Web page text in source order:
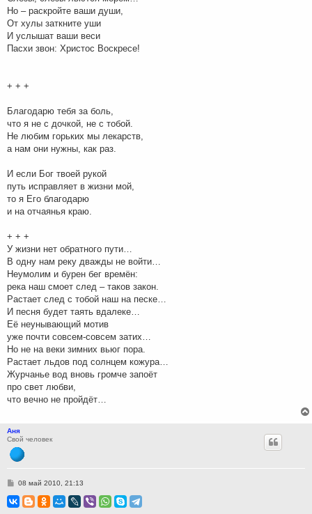
Но – раскройте ваши души,
От хулы заткните уши
И услышат ваши веси
Пасхи звон: Христос Воскресе!
+ + +
Благодарю тебя за боль,
что я не с дочкой, не с тобой.
Не любим горьких мы лекарств,
а нам они нужны, как раз.
И если Бог твоей рукой
путь исправляет в жизни мой,
то я Его благодарю
и на отчаянья краю.
+ + +
У жизни нет обратного пути…
В одну нам реку дважды не войти…
Неумолим и бурен бег времён:
река наш смоет след – таков закон.
Растает след с тобой наш на песке…
И песня будет таять вдалеке…
Её неунывающий мотив
уже почти совсем-совсем затих…
Но не на веки зимних вьюг пора.
Растает льдов под солнцем кожура…
Журчанье вод вновь громче запоёт
про свет любви,
что вечно не пройдёт…
Аня
Свой человек
С
о
б
08 май 2010, 21:13